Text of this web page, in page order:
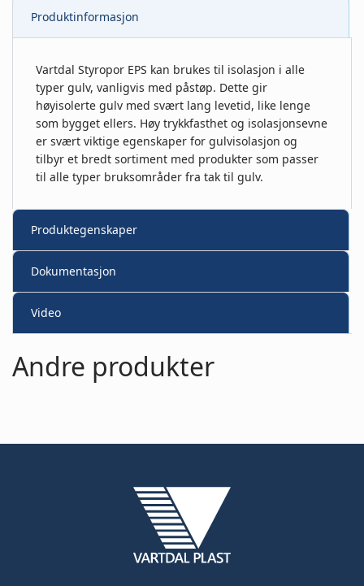
Produktinformasjon
Vartdal Styropor EPS kan brukes til isolasjon i alle
typer gulv, vanligvis med påstøp. Dette gir
høyisolerte gulv med svært lang levetid, like lenge
som bygget ellers. Høy trykkfasthet og isolasjonsevne
er svært viktige egenskaper for gulvisolasjon og
tilbyr et bredt sortiment med produkter som passer
til alle typer bruksområder fra tak til gulv.
Produktegenskaper
Dokumentasjon
Video
Andre produkter